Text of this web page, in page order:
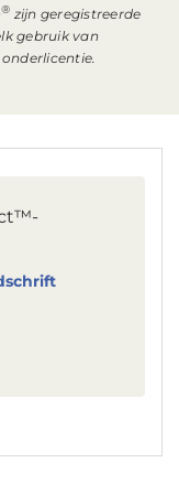
® zijn geregistreerde
gebruik van